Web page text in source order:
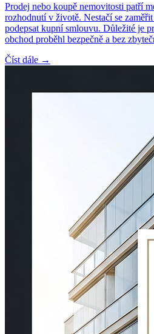
Prodej nebo koupě nemovitosti patří
rozhodnutí v životě. Nestačí se
podepsat kupní smlouvu. Důležité je
obchod proběhl bezpečně a bez
Číst dále →